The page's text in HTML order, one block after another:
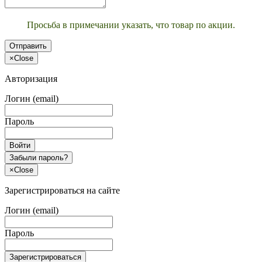
Просьба в примечании указать, что товар по акции.
Отправить
×Close
Авторизация
Логин (email)
Пароль
Войти
Забыли пароль?
×Close
Зарегистрироваться на сайте
Логин (email)
Пароль
Зарегистрироваться